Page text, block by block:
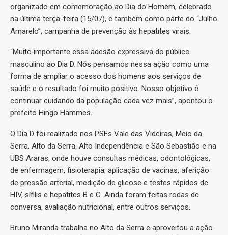
organizado em comemoração ao Dia do Homem, celebrado
na última terça-feira (15/07), e também como parte do “Julho
Amarelo”, campanha de prevenção às hepatites virais.
“Muito importante essa adesão expressiva do público
masculino ao Dia D. Nós pensamos nessa ação como uma
forma de ampliar o acesso dos homens aos serviços de
saúde e o resultado foi muito positivo. Nosso objetivo é
continuar cuidando da população cada vez mais”, apontou o
prefeito Hingo Hammes.
O Dia D foi realizado nos PSFs Vale das Videiras, Meio da
Serra, Alto da Serra, Alto Independência e São Sebastião e na
UBS Araras, onde houve consultas médicas, odontológicas,
de enfermagem, fisioterapia, aplicação de vacinas, aferição
de pressão arterial, medição de glicose e testes rápidos de
HIV, sífilis e hepatites B e C. Ainda foram feitas rodas de
conversa, avaliação nutricional, entre outros serviços.
Bruno Miranda trabalha no Alto da Serra e aproveitou a ação